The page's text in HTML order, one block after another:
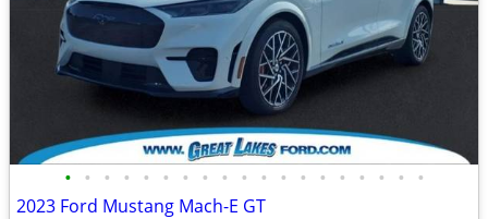
• • • • • • • • • • • • • • • • • • •
2023 Ford Mustang Mach-E GT